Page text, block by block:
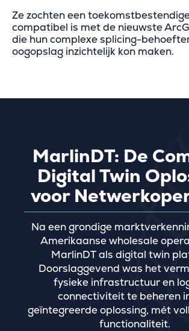
Ze zochten een
compatibel is met de nieuwste
die hun complexe splicing-
oogopslag inzichtelijk kon maken.
MarlinDT: De
Digital Twin
voor
Na een grondige
Amerikaanse wholesale
MarlinDT als digital twin
Doorslaggevend was het
fysieke infrastructuur en
connectiviteit te beheren
geïntegreerde oplossing, mét
functionaliteit.